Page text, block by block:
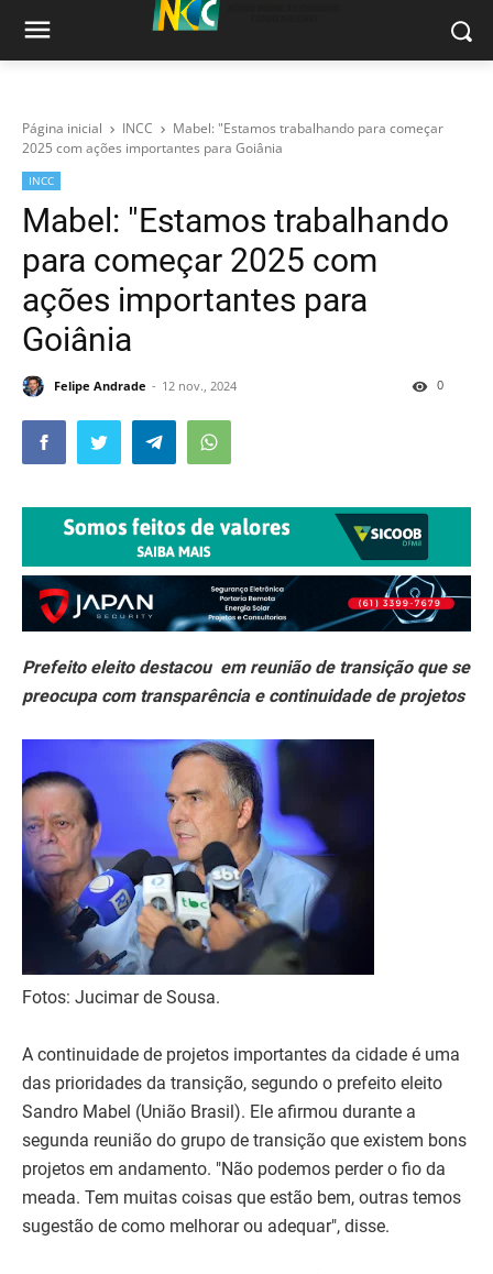
Página inicial INCC
Mabel: "Estamos trabalhando para começar
2025 com ações importantes para Goiânia
INCC
Mabel: "Estamos trabalhando
para começar 2025 com
ações importantes para
Goiânia
Felipe Andrade 12 nov., 2024 0
Prefeito eleito destacou em reunião de transição que se
preocupa com transparência e continuidade de projetos
Fotos: Jucimar de Sousa.
A continuidade de projetos importantes da cidade é uma
das prioridades da transição, segundo o prefeito eleito
Sandro Mabel (União Brasil). Ele afirmou durante a
segunda reunião do grupo de transição que existem bons
projetos em andamento. "Não podemos perder o fio da
meada. Tem muitas coisas que estão bem, outras temos
sugestão de como melhorar ou adequar", disse.